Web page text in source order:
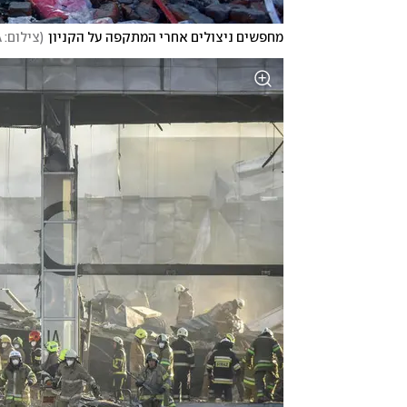
מחפשים ניצולים אחרי המתקפה על הקניון (צילום: EPA